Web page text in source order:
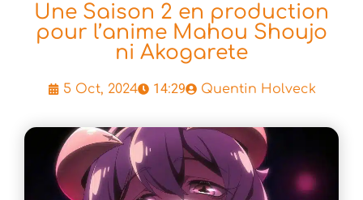
Une Saison 2 en production
pour l’anime Mahou Shoujo
ni Akogarete
5 Oct, 2024 14:29 Quentin Holveck